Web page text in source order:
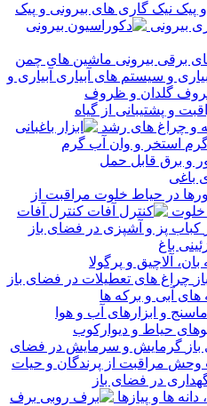
گاری های بیرونی و پیک
بیرونی
ماشین های چمن
آبیاری و
گلدان و ظروف
و پشتیبانی از گیاه
و چراغ های رشد
استخر و وان آب گرم
و برق قابل حمل
باغی
مراقبت از
خلوت
کنترل آفات
کباب پز و آشپزی در فضای باز
باغ
بان، آلاچیق و پرگولا
چراغ های تعطیلات در فضای باز
های آبی و برکه ها
و ابزارهای آب و هوا
حیاط و دیوارکوب
گرمایش و سرمایش در فضای
مراقبت از پرندگان و حیات
در فضای باز
دانه ها و پیازها
برف